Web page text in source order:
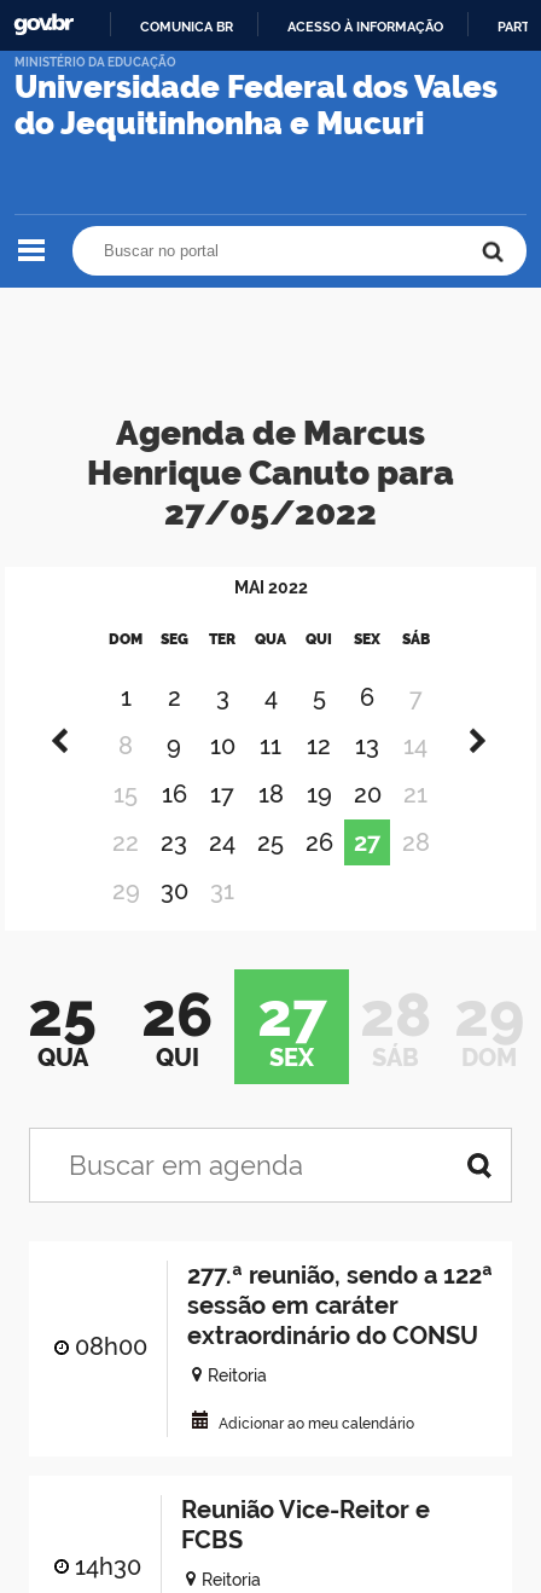
PARA
CONTEÚDO
COMUNICA BR ACESSO À INFORMAÇÃO
Universidade Federal dos Vales
do Jequitinhonha e Mucuri
MINISTÉRIO DA EDUCAÇÃO
Agenda de Marcus
Henrique Canuto para
27/05/2022
MAI 2022
DOM SEG TER QUA QUI SEX SÁB
1 2 3 4 5 6
7
8
9 10 11 12 13
14
15
16 17 18 19 20
21
22
23 24 25 26 27
28
29
30 31
25
QUA
26
QUI
27
SEX
28
SÁB
29
DOM
08h00
277.ª reunião, sendo a 122ª
sessão em caráter
extraordinário do CONSU
Reitoria
Adicionar ao meu calendário
14h30
Reunião Vice-Reitor e
FCBS
Reitoria